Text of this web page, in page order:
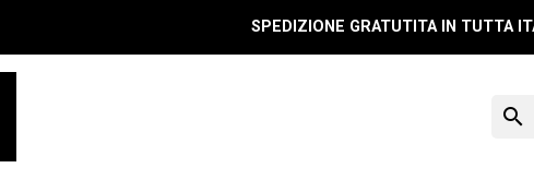
SPEDIZIONE GRATUTITA IN TUTTA
search